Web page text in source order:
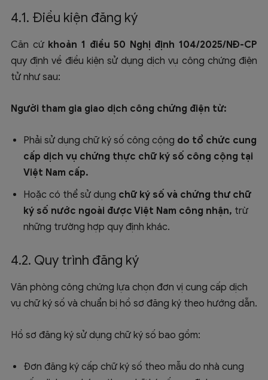
4.1. Điều kiện đăng ký
Căn cứ khoản 1 điều 50 Nghị định 104/2025/NĐ-CP
quy định về điều kiện sử dụng dịch vụ công chứng điện
tử như sau:
Người tham gia giao dịch công chứng điện tử:
Phải sử dụng chữ ký số công cộng do tổ chức cung
cấp dịch vụ chứng thực chữ ký số công cộng tại
Việt Nam cấp.
Hoặc có thể sử dụng chữ ký số và chứng thư chữ
ký số nước ngoài được Việt Nam công nhận, trừ
những trường hợp quy định khác.
4.2. Quy trình đăng ký
Văn phòng công chứng lựa chọn đơn vị cung cấp dịch
vụ chữ ký số và chuẩn bị hồ sơ đăng ký theo hướng dẫn.
Hồ sơ đăng ký sử dụng chữ ký số bao gồm:
Đơn đăng ký cấp chữ ký số theo mẫu do nhà cung